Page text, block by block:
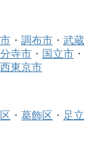
・ 調布市 ・ 武蔵
寺市 ・ 国立市 ・
西東京市
・ 葛飾区 ・ 足立